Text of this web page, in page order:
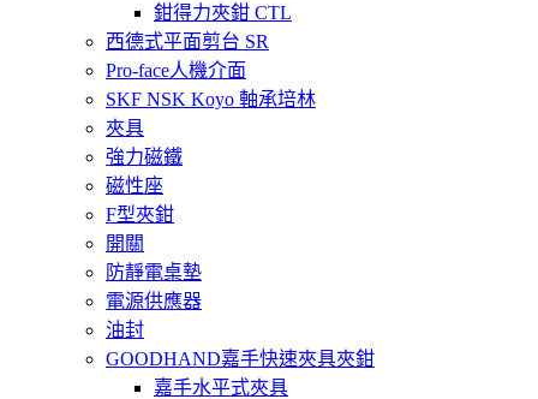
鉗得力夾鉗 CTL
西德式平面剪台 SR
Pro-face人機介面
SKF NSK Koyo 軸承培林
夾具
強力磁鐵
磁性座
F型夾鉗
開關
防靜電桌墊
電源供應器
油封
GOODHAND嘉手快速夾具夾鉗
嘉手水平式夾具